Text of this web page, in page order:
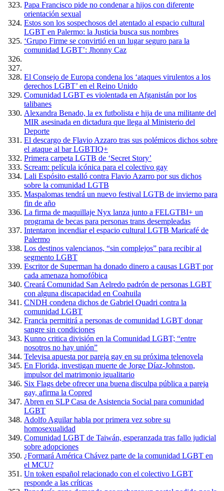
Papa Francisco pide no condenar a hijos con diferente
orientación sexual
Estos son los sospechosos del atentado al espacio cultural
LGBT en Palermo: la Justicia busca sus nombres
‘Grupo Firme se convirtió en un lugar seguro para la
comunidad LGBT’: Jhonny Caz
El Consejo de Europa condena los ‘ataques virulentos a los
derechos LGBT’ en el Reino Unido
Comunidad LGBT es violentada en Afganistán por los
talibanes
Alexandra Benado, la ex futbolista e hija de una militante del
MIR asesinada en dictadura que llega al Ministerio del
Deporte
El descargo de Flavio Azzaro tras sus polémicos dichos sobre
el ataque al bar LGBTIQ+
Primera carpeta LGTB de ‘Secret Story’
Scream: película icónica para el colectivo gay
Lali Espósito estalló contra Flavio Azarro por sus dichos
sobre la comunidad LGTB
Maspalomas tendrá un nuevo festival LGTB de invierno para
fin de año
La firma de maquillaje Nyx lanza junto a FELGTBI+ un
programa de becas para personas trans desempleadas
Intentaron incendiar el espacio cultural LGTB Maricafé de
Palermo
Los destinos valencianos, “sin complejos” para recibir al
segmento LGBT
Escritor de Superman ha donado dinero a causas LGBT por
cada amenaza homofóbica
Creará Comunidad San Aelredo padrón de personas LGBT
con alguna discapacidad en Coahuila
CNDH condena dichos de Gabriel Quadri contra la
comunidad LGBT
Francia permitirá a personas de comunidad LGBT donar
sangre sin condiciones
Kunno critica división en la Comunidad LGBT; “entre
nosotros no hay unión”
Televisa apuesta por pareja gay en su próxima telenovela
En Florida, investigan muerte de Jorge Díaz-Johnston,
impulsor del matrimonio igualitario
Six Flags debe ofrecer una buena disculpa pública a pareja
gay, afirma la Copred
Abren en SLP Casa de Asistencia Social para comunidad
LGBT
Adolfo Aguilar habla por primera vez sobre su
homosexualidad
Comunidad LGBT de Taiwán, esperanzada tras fallo judicial
sobre adopciones
¿Formará América Chávez parte de la comunidad LGBT en
el MCU?
Un token español relacionado con el colectivo LGBT
responde a las críticas